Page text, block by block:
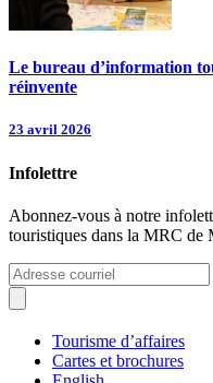
Le bureau d’information
réinvente
23 avril 2026
Infolettre
Abonnez-vous à notre
touristiques dans la MRC de
Tourisme d’affaires
Cartes et brochures